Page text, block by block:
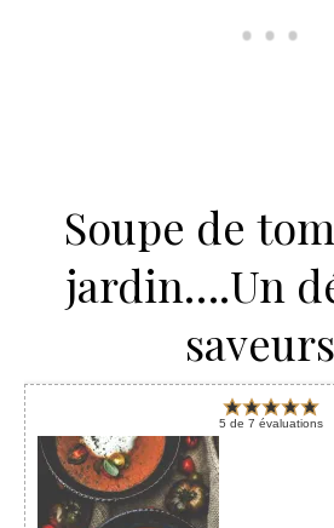
Soupe de
jardin….Un
5 de 7 évaluations